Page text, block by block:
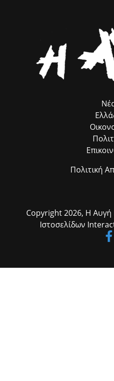
ROMACT στην Ελλάδα κ. Γιώργο
συμβολή του προγράμματος, που
σύμβουλος προσέλκυσης πόρων,
ευρώ τον Δήμο μας. Παράλληλα,
στον αρμόδιο Αντιδήμαρχο κ. Ηλία
συντονισμό, τη Διεύθυνση
Ανδριοπούλου, καθώς και τον
Ρομά κ. Νίκο Μπατζαλή, για την
η ομαδική δουλειά φέρνει απτά
Πολιτική
Copyright 2026, Η Αυγή
Ιστοσελίδων